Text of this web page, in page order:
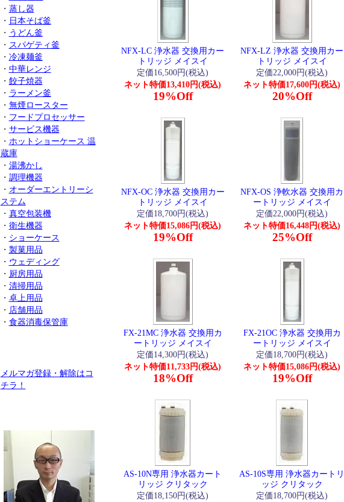
・ 蒸し器
・ 日本そば釜
・ うどん釜
・ スパゲティ釜
・ 冷凍麺釜
・ 中華レンジ
・ 餃子焼器
・ ラーメン釜
・ 無煙ロースター
・ フードプロセッサー
・ サービス機器
・ ホットショーケース 温
蔵庫
・ 湯沸かし
・ 調理機器
・ オーダーエントリーシ
ステム
・ 真空包装機
・ 衛生機器
・ ショーケース
・ 製菓用品
・ ウェディング
・ 厨房用品
・ 清掃用品
・ 卓上用品
・ 店舗用品
・ 食器消毒保管庫
メルマガ登録・解除はコ
チラ！
NFX-LC 浄水器 交換用カー
トリッジ メイスイ
定価16,500円(税込)
ネット特価13,410円(税込)
19%Off
NFX-LZ 浄水器 交換用カー
トリッジ メイスイ
定価22,000円(税込)
ネット特価17,600円(税込)
20%Off
NFX-OC 浄水器 交換用カー
トリッジ メイスイ
定価18,700円(税込)
ネット特価15,086円(税込)
19%Off
NFX-OS 浄軟水器 交換用カ
ートリッジ メイスイ
定価22,000円(税込)
ネット特価16,448円(税込)
25%Off
FX-21MC 浄水器 交換用カ
ートリッジ メイスイ
定価14,300円(税込)
ネット特価11,733円(税込)
18%Off
FX-21OC 浄水器 交換用カ
ートリッジ メイスイ
定価18,700円(税込)
ネット特価15,086円(税込)
19%Off
AS-10N専用 浄水器カート
リッジ クリタック
定価18,150円(税込)
AS-10S専用 浄水器カートリ
ッジ クリタック
定価18,700円(税込)